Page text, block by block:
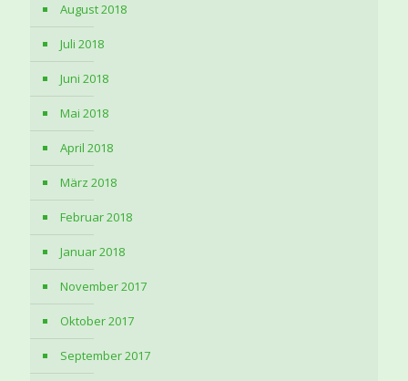
August 2018
Juli 2018
Juni 2018
Mai 2018
April 2018
März 2018
Februar 2018
Januar 2018
November 2017
Oktober 2017
September 2017